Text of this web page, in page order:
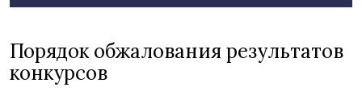
Порядок обжалования результатов
конкурсов